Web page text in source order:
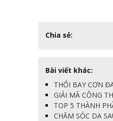
Chia sẻ:
Bài viết khác:
THỔI BAY CƠN
GIẢI MÃ CÔNG
TOP 5 THÀNH
CHĂM SÓC DA